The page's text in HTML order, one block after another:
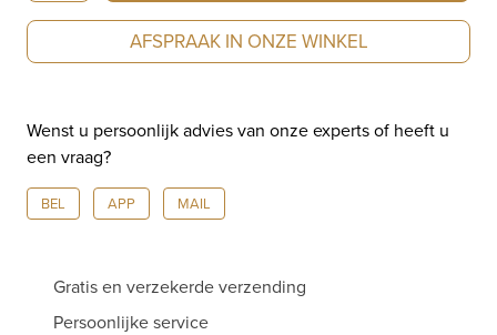
Copacabana
armband
kusje
TM2135BL(2P)
aantal
AFSPRAAK IN ONZE WINKEL
Wenst u persoonlijk advies van onze experts of heeft u
een vraag?
BEL APP MAIL
Gratis en verzekerde verzending
Persoonlijke service